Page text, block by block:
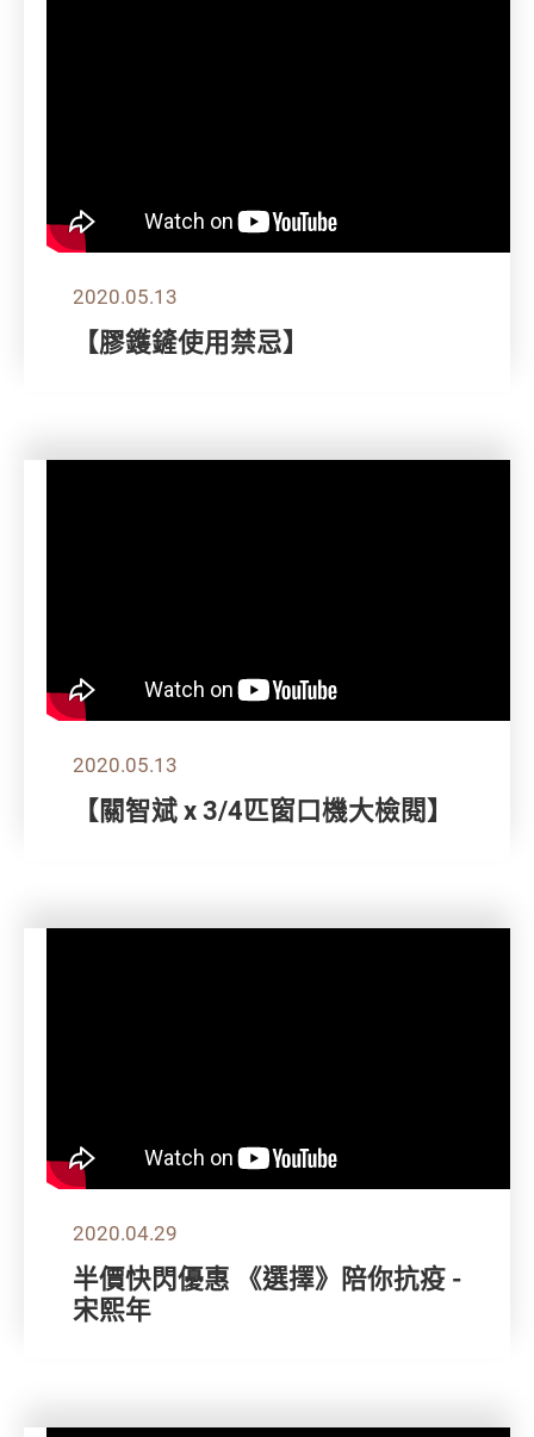
2020.05.13
【膠鑊鏟使用禁忌】
2020.05.13
【關智斌 x 3/4匹窗口機大檢閱】
2020.04.29
半價快閃優惠 《選擇》陪你抗疫 -
宋熙年